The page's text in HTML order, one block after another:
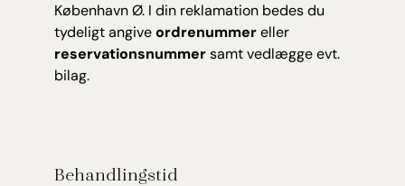
København Ø. I din reklamation bedes du
tydeligt angiveordrenummereller
reservationsnummersamt vedlægge evt.
bilag.
Behandlingstid